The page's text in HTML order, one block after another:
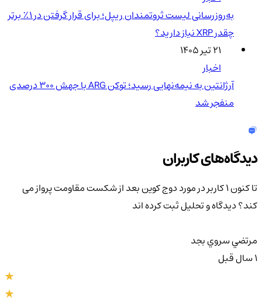
به‌روزرسانی لیست ثروتمندان ریپل؛ برای قرار گرفتن در ۱٪ برتر
چقدر XRP نیاز دارید؟
۲۱ تیر ۱۴۰۵
اخبار
آرژانتین به نیمه‌نهایی رسید؛ توکن ARG با جهش ۳۰۰ درصدی
منفجر شد
دیدگاه‌های کاربران
تا کنون 1 کاربر در مورد
دوج کوین بعد از شکست مقاومت پرواز می
کند؟دیدگاه و تحلیل ثبت کرده اند
مرتضي سروي بجد